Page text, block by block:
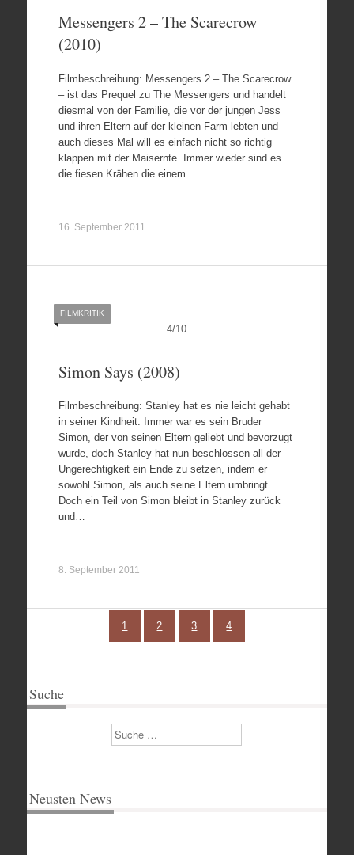
Messengers 2 – The Scarecrow
(2010)
Filmbeschreibung: Messengers 2 – The Scarecrow
– ist das Prequel zu The Messengers und handelt
diesmal von der Familie, die vor der jungen Jess
und ihren Eltern auf der kleinen Farm lebten und
auch dieses Mal will es einfach nicht so richtig
klappen mit der Maisernte. Immer wieder sind es
die fiesen Krähen die einem…
16. September 2011
4/10
FILMKRITIK
Simon Says (2008)
Filmbeschreibung: Stanley hat es nie leicht gehabt
in seiner Kindheit. Immer war es sein Bruder
Simon, der von seinen Eltern geliebt und bevorzugt
wurde, doch Stanley hat nun beschlossen all der
Ungerechtigkeit ein Ende zu setzen, indem er
sowohl Simon, als auch seine Eltern umbringt.
Doch ein Teil von Simon bleibt in Stanley zurück
und…
8. September 2011
1 2 3 4
Suche
Suchen
Neusten News